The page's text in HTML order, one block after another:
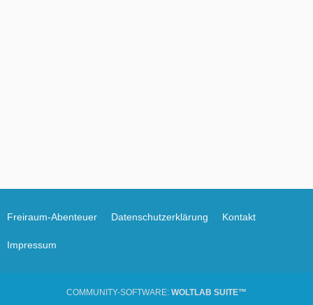
Freiraum-Abenteuer Datenschutzerklärung Kontakt
Impressum
COMMUNITY-SOFTWARE: WOLTLAB SUITE™